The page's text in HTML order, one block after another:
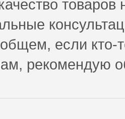
если кто-
рекомендую